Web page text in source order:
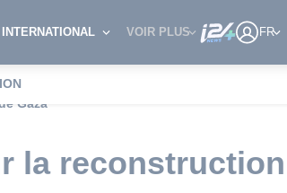
INTERNATIONAL VOIR PLUS FR
Gaza
la reconstruction